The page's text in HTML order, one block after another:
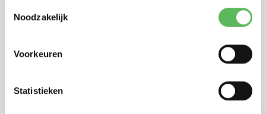
Noodzakelijk
Voorkeuren
Statistieken
oppas?
Hoe kan ik het beste een oppas beoordelen